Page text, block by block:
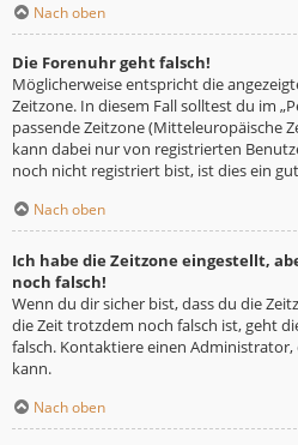
Nach oben
Die Forenuhr geht falsch!
Möglicherweise entspricht die
Zeitzone. In diesem Fall solltest du im
passende Zeitzone (Mitteleuropäische
kann dabei nur von registrierten
noch nicht registriert bist, ist dies ein
Nach oben
Ich habe die Zeitzone eingestellt,
noch falsch!
Wenn du dir sicher bist, dass du die
die Zeit trotzdem noch falsch ist, geht
falsch. Kontaktiere einen
kann.
Nach oben